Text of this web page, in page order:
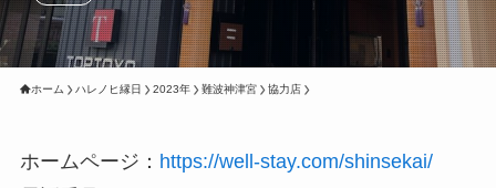
ホーム ハレノヒ縁日 2023年 難波神津宮 協力店
ホームページ： https://well-stay.com/shinsekai/